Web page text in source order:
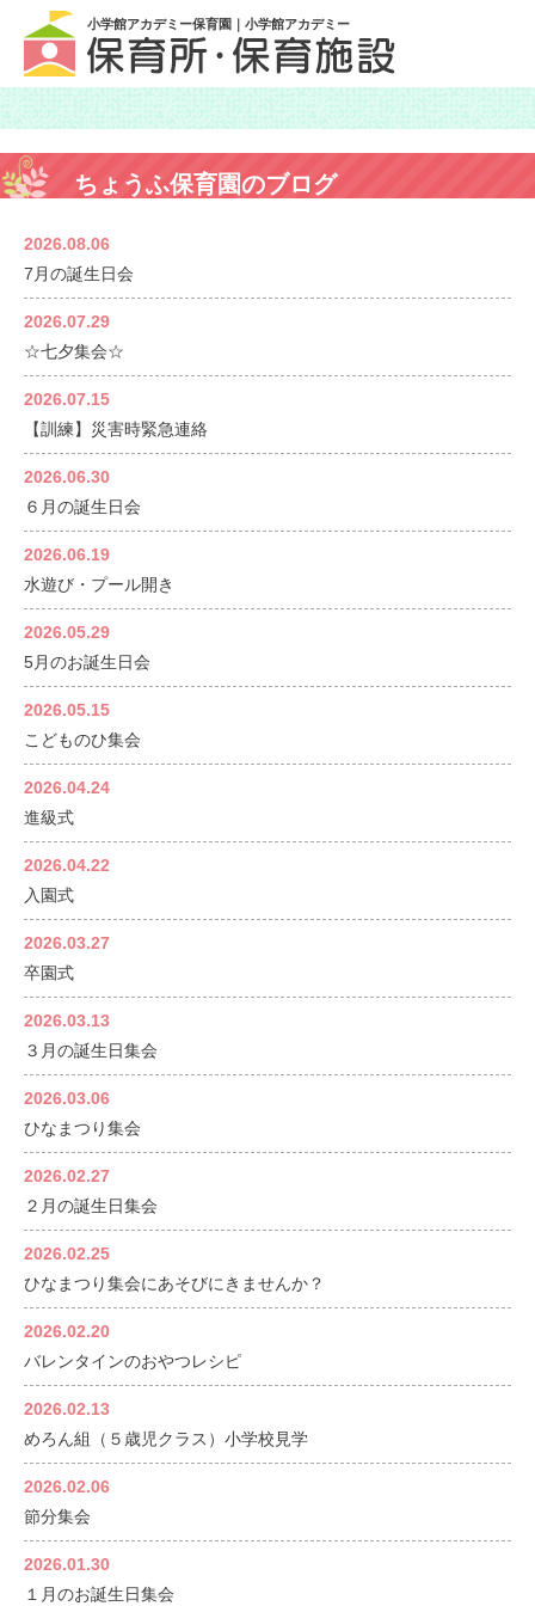
小学館アカデミー保育園｜小学館アカデミー
ちょうふ保育園のブログ
2026.08.06
7月の誕生日会
2026.07.29
☆七夕集会☆
2026.07.15
【訓練】災害時緊急連絡
2026.06.30
６月の誕生日会
2026.06.19
水遊び・プール開き
2026.05.29
5月のお誕生日会
2026.05.15
こどものひ集会
2026.04.24
進級式
2026.04.22
入園式
2026.03.27
卒園式
2026.03.13
３月の誕生日集会
2026.03.06
ひなまつり集会
2026.02.27
２月の誕生日集会
2026.02.25
ひなまつり集会にあそびにきませんか？
2026.02.20
バレンタインのおやつレシピ
2026.02.13
めろん組（５歳児クラス）小学校見学
2026.02.06
節分集会
2026.01.30
１月のお誕生日集会